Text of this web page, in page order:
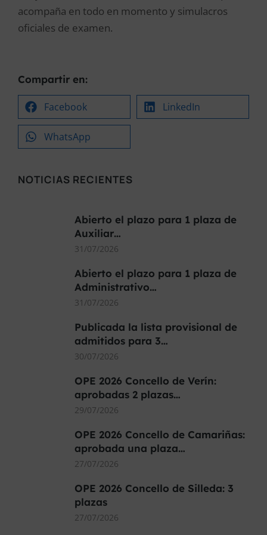
acompaña en todo en momento y simulacros
oficiales de examen.
Compartir en:
Facebook LinkedIn
WhatsApp
NOTICIAS RECIENTES
Abierto el plazo para 1 plaza de
Auxiliar…
31/07/2026
Abierto el plazo para 1 plaza de
Administrativo…
31/07/2026
Publicada la lista provisional de
admitidos para 3…
30/07/2026
OPE 2026 Concello de Verín:
aprobadas 2 plazas…
29/07/2026
OPE 2026 Concello de Camariñas:
aprobada una plaza…
27/07/2026
OPE 2026 Concello de Silleda: 3
plazas
27/07/2026